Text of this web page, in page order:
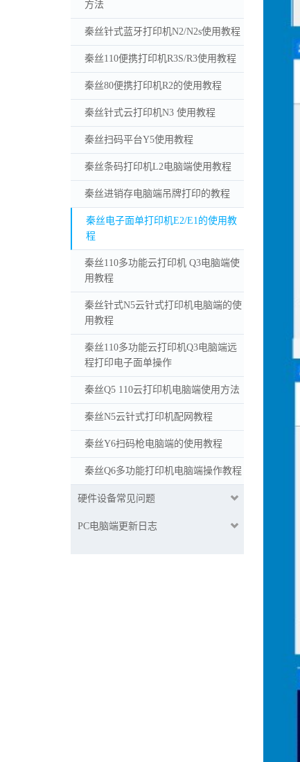
方法
秦丝针式蓝牙打印机N2/N2s使用教程
秦丝110便携打印机R3S/R3使用教程
秦丝80便携打印机R2的使用教程
秦丝针式云打印机N3 使用教程
秦丝扫码平台Y5使用教程
秦丝条码打印机L2电脑端使用教程
秦丝进销存电脑端吊牌打印的教程
秦丝电子面单打印机E2/E1的使用教
程
秦丝110多功能云打印机 Q3电脑端使
用教程
秦丝针式N5云针式打印机电脑端的使
用教程
秦丝110多功能云打印机Q3电脑端远
程打印电子面单操作
秦丝Q5 110云打印机电脑端使用方法
秦丝N5云针式打印机配网教程
秦丝Y6扫码枪电脑端的使用教程
秦丝Q6多功能打印机电脑端操作教程
硬件设备常见问题
PC电脑端更新日志